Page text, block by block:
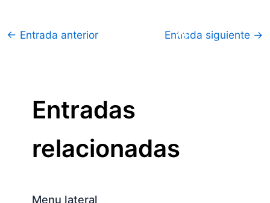
← Entrada anterior Entrada siguiente →
Entradas
relacionadas
Menu lateral